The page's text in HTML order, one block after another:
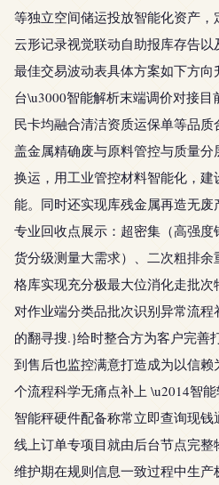
等独立空间储运投放智能化资产
云形记录视觉联动自助报库存告
最佳交易波动表具体方案如下方
台\u3000智能解析末端调价对接
民卡均融合清洁资质运保单等品
盖金属精确废与原料管控与质量
换运，用工业管控材料智能化，
能。同时还实现库残金属再造无
专业回收点展示：超密集（高强
货分级测量大需求）、二次粗排
格库实现充分极最大位消化走批次
对作业端分类品批次识别异常流
的翻寻搜.}给时整合方为客户完善
到售后也监控满意打造成为以信
个流程科学无痛点补上 \u2014智
智能秤硬件配备称常立即查询现
线上订单专项目就由后台节点完
维护期在规则信息一致过程中生